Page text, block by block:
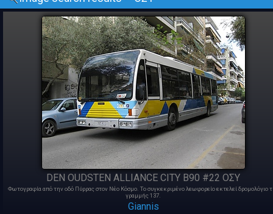
DEN OUDSTEN ALLIANCE CITY B90 #22 ΟΣΥ
Φωτογραφία από την οδό Πύρρας στον Νέο Κόσμο. To συγκεκριμένο λεωφορείο εκτελεί δρομολόγιο
γραμμής 137.
Giannis